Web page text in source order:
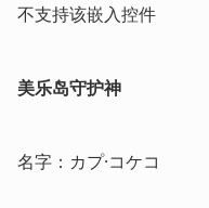
不支持该嵌入控件
美乐岛守护神
名字：カプ·コケコ